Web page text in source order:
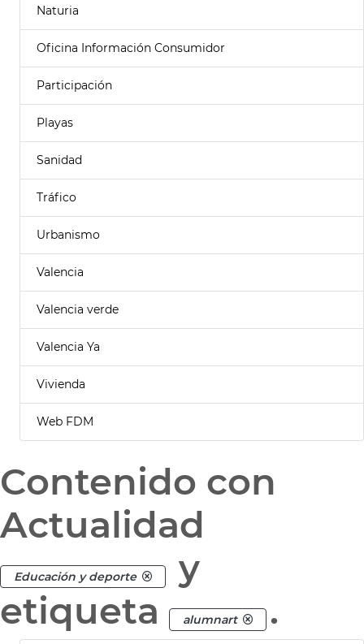
Naturia
Oficina Información Consumidor
Participación
Playas
Sanidad
Tráfico
Urbanismo
Valencia
Valencia verde
Valencia Ya
Vivienda
Web FDM
Contenido con
Actualidad
Educación y deporte
y
etiqueta
alumnart .